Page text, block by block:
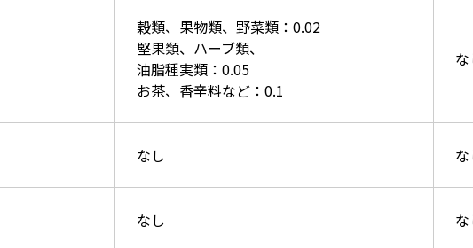
穀類、果物類、野菜類：0.02
堅果類、ハーブ類、
油脂種実類：0.05
お茶、香辛料など：0.1
な
なし な
なし な